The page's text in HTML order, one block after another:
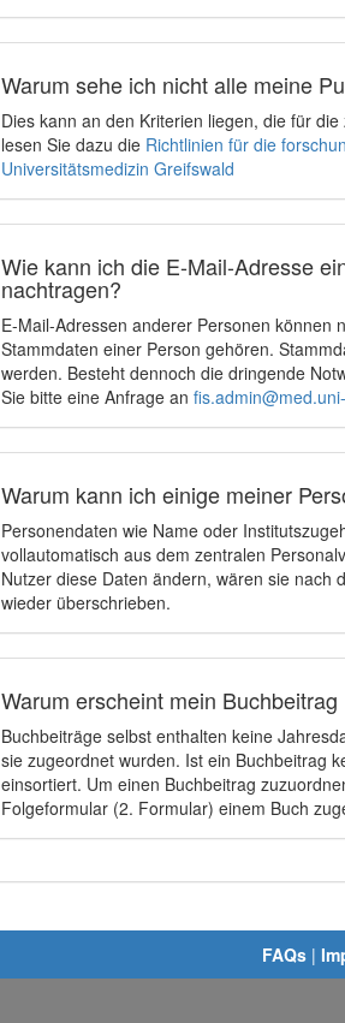
Warum sehe ich nicht alle meine
Dies kann an den Kriterien liegen, die für
lesen Sie dazu die Richtlinien für die
Universitätsmedizin Greifswald
Wie kann ich die E-Mail-Adresse
nachtragen?
E-Mail-Adressen anderer Personen können
Stammdaten einer Person gehören.
werden. Besteht dennoch die dringende
Sie bitte eine Anfrage an
Warum kann ich einige meiner
Personendaten wie Name oder
vollautomatisch aus dem zentralen
Nutzer diese Daten ändern, wären sie
wieder überschrieben.
Warum erscheint mein
Buchbeiträge selbst enthalten keine
sie zugeordnet wurden. Ist ein Buchbeitrag
einsortiert. Um einen Buchbeitrag
Folgeformular (2. Formular) einem Buch
FAQs |